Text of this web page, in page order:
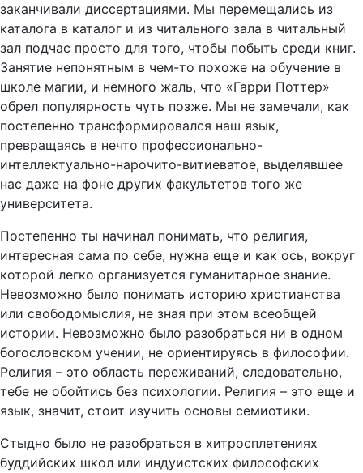
заканчивали диссертациями. Мы перемещались из
каталога в каталог и из читального зала в читальный
зал подчас просто для того, чтобы побыть среди книг.
Занятие непонятным в чем-то похоже на обучение в
школе магии, и немного жаль, что «Гарри Поттер»
обрел популярность чуть позже. Мы не замечали, как
постепенно трансформировался наш язык,
превращаясь в нечто профессионально-
интеллектуально-нарочито-витиеватое, выделявшее
нас даже на фоне других факультетов того же
университета.
Постепенно ты начинал понимать, что религия,
интересная сама по себе, нужна еще и как ось, вокруг
которой легко организуется гуманитарное знание.
Невозможно было понимать историю христианства
или свободомыслия, не зная при этом всеобщей
истории. Невозможно было разобраться ни в одном
богословском учении, не ориентируясь в философии.
Религия – это область переживаний, следовательно,
тебе не обойтись без психологии. Религия – это еще и
язык, значит, стоит изучить основы семиотики.
Стыдно было не разобраться в хитросплетениях
буддийских школ или индуистских философских